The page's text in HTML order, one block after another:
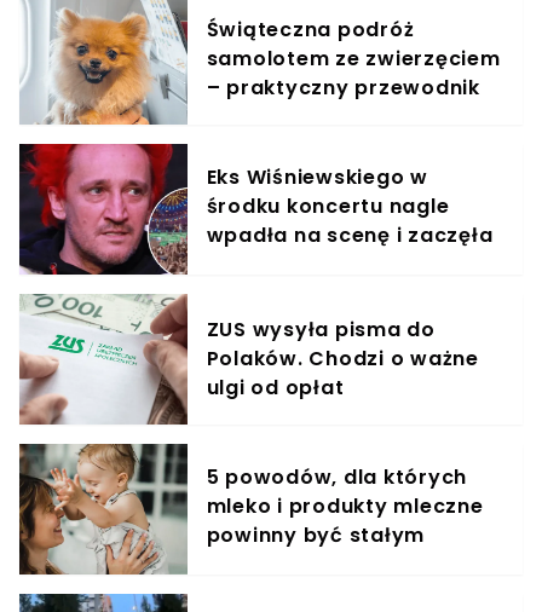
Świąteczna podróż
samolotem ze zwierzęciem
– praktyczny przewodnik
Eks Wiśniewskiego w
środku koncertu nagle
wpadła na scenę i zaczęła
ZUS wysyła pisma do
Polaków. Chodzi o ważne
ulgi od opłat
5 powodów, dla których
mleko i produkty mleczne
powinny być stałym